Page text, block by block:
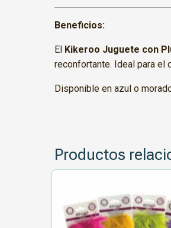
Beneficios:
El Kikeroo Juguete con
reconfortante. Ideal para el
Disponible en azul o
Productos